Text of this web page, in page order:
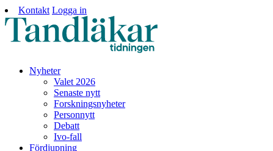
Kontakt Logga in
Nyheter
Valet 2026
Senaste nytt
Forskningsnyheter
Personnytt
Debatt
Ivo-fall
Fördjupning